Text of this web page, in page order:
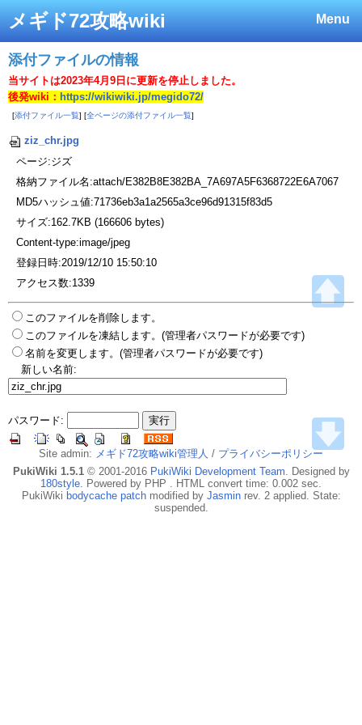
Menu
メギド72攻略wiki
添付ファイルの情報
当サイトは2023年4月9日に更新を停止しました。
後発wiki： https://wikiwiki.jp/megido72/
[添付ファイル一覧] [全ページの添付ファイル一覧]
ziz_chr.jpg
ページ:ジズ
格納ファイル名:attach/E382B8E382BA_7A697A5F6368722E6A7067
MD5ハッシュ値:71736eb3a1a2565a3ce96d91315f83d5
サイズ:162.7KB (166606 bytes)
Content-type:image/jpeg
登録日時:2019/12/10 15:50:10
アクセス数:1339
このファイルを削除します。
このファイルを凍結します。(管理者パスワードが必要です)
名前を変更します。(管理者パスワードが必要です)
新しい名前:
パスワード:
Site admin: メギド72攻略wiki管理人 / プライバシーポリシー
PukiWiki 1.5.1© 2001-2016 PukiWiki Development Team. Designed by
180style. Powered by PHP . HTML convert time: 0.002 sec.
PukiWiki bodycache patchmodified by Jasminrev. 2 applied. State:
suspended.